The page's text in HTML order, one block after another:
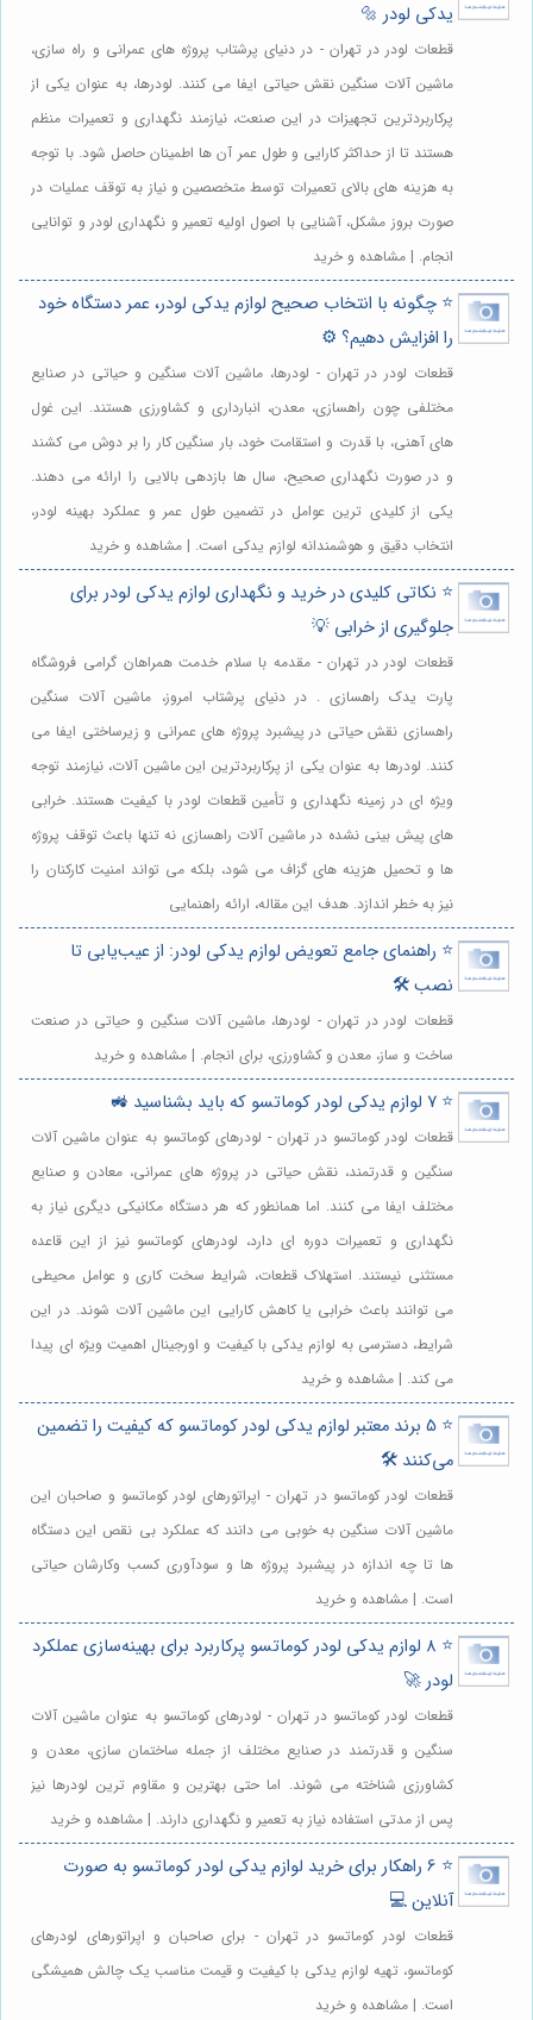
یدکی لودر 🔩
قطعات لودر در تهران - در دنیای پرشتاب پروژه های عمرانی و راه سازی،
ماشین آلات سنگین نقش حیاتی ایفا می کنند. لودرها، به عنوان یکی از
پرکاربردترین تجهیزات در این صنعت، نیازمند نگهداری و تعمیرات منظم
هستند تا از حداکثر کارایی و طول عمر آن ها اطمینان حاصل شود. با توجه
به هزینه های بالای تعمیرات توسط متخصصین و نیاز به توقف عملیات در
صورت بروز مشکل، آشنایی با اصول اولیه تعمیر و نگهداری لودر و توانایی
انجام. | مشاهده و خرید
⭐️ چگونه با انتخاب صحیح لوازم یدکی لودر، عمر دستگاه خود
را افزایش دهیم؟ ⚙️
قطعات لودر در تهران - لودرها، ماشین آلات سنگین و حیاتی در صنایع
مختلفی چون راهسازی، معدن، انبارداری و کشاورزی هستند. این غول
های آهنی، با قدرت و استقامت خود، بار سنگین کار را بر دوش می کشند
و در صورت نگهداری صحیح، سال ها بازدهی بالایی را ارائه می دهند.
یکی از کلیدی ترین عوامل در تضمین طول عمر و عملکرد بهینه لودر،
انتخاب دقیق و هوشمندانه لوازم یدکی است. | مشاهده و خرید
⭐️ نکاتی کلیدی در خرید و نگهداری لوازم یدکی لودر برای
جلوگیری از خرابی 💡
قطعات لودر در تهران - مقدمه با سلام خدمت همراهان گرامی فروشگاه
پارت یدک راهسازی . در دنیای پرشتاب امروز، ماشین آلات سنگین
راهسازی نقش حیاتی در پیشبرد پروژه های عمرانی و زیرساختی ایفا می
کنند. لودرها به عنوان یکی از پرکاربردترین این ماشین آلات، نیازمند توجه
ویژه ای در زمینه نگهداری و تأمین قطعات لودر با کیفیت هستند. خرابی
های پیش بینی نشده در ماشین آلات راهسازی نه تنها باعث توقف پروژه
ها و تحمیل هزینه های گزاف می شود، بلکه می تواند امنیت کارکنان را
نیز به خطر اندازد. هدف این مقاله، ارائه راهنمایی
⭐️ راهنمای جامع تعویض لوازم یدکی لودر: از عیب‌یابی تا
نصب 🛠️
قطعات لودر در تهران - لودرها، ماشین آلات سنگین و حیاتی در صنعت
ساخت و ساز، معدن و کشاورزی، برای انجام. | مشاهده و خرید
⭐️ 7 لوازم یدکی لودر کوماتسو که باید بشناسید 🚜
قطعات لودر کوماتسو در تهران - لودرهای کوماتسو به عنوان ماشین آلات
سنگین و قدرتمند، نقش حیاتی در پروژه های عمرانی، معادن و صنایع
مختلف ایفا می کنند. اما همانطور که هر دستگاه مکانیکی دیگری نیاز به
نگهداری و تعمیرات دوره ای دارد، لودرهای کوماتسو نیز از این قاعده
مستثنی نیستند. استهلاک قطعات، شرایط سخت کاری و عوامل محیطی
می توانند باعث خرابی یا کاهش کارایی این ماشین آلات شوند. در این
شرایط، دسترسی به لوازم یدکی با کیفیت و اورجینال اهمیت ویژه ای پیدا
می کند. | مشاهده و خرید
⭐️ 5 برند معتبر لوازم یدکی لودر کوماتسو که کیفیت را تضمین
می‌کنند 🛠️
قطعات لودر کوماتسو در تهران - اپراتورهای لودر کوماتسو و صاحبان این
ماشین آلات سنگین به خوبی می دانند که عملکرد بی نقص این دستگاه
ها تا چه اندازه در پیشبرد پروژه ها و سودآوری کسب وکارشان حیاتی
است. | مشاهده و خرید
⭐️ 8 لوازم یدکی لودر کوماتسو پرکاربرد برای بهینه‌سازی عملکرد
لودر 🚀
قطعات لودر کوماتسو در تهران - لودرهای کوماتسو به عنوان ماشین آلات
سنگین و قدرتمند در صنایع مختلف از جمله ساختمان سازی، معدن و
کشاورزی شناخته می شوند. اما حتی بهترین و مقاوم ترین لودرها نیز
پس از مدتی استفاده نیاز به تعمیر و نگهداری دارند. | مشاهده و خرید
⭐️ 6 راهکار برای خرید لوازم یدکی لودر کوماتسو به صورت
آنلاین 💻
قطعات لودر کوماتسو در تهران - برای صاحبان و اپراتورهای لودرهای
کوماتسو، تهیه لوازم یدکی با کیفیت و قیمت مناسب یک چالش همیشگی
است. | مشاهده و خرید